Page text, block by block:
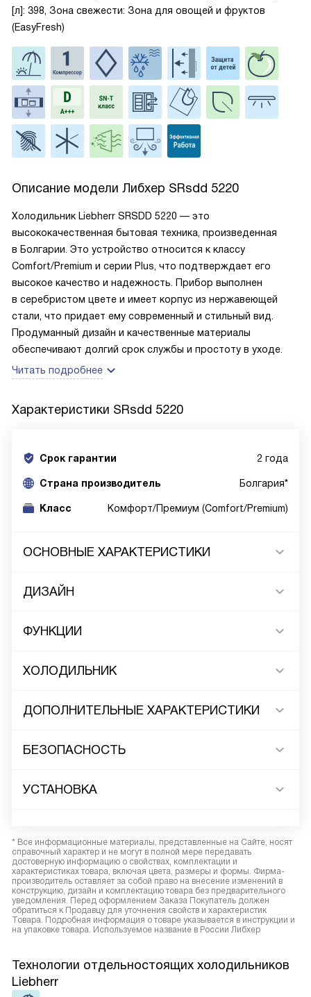
[л]: 398, Зона свежести: Зона для овощей и фруктов
(EasyFresh)
Описание модели Либхер SRsdd 5220
Холодильник Liebherr SRSDD 5220 — это
высококачественная бытовая техника, произведенная
в Болгарии. Это устройство относится к классу
Comfort/Premium и серии Plus, что подтверждает его
высокое качество и надежность. Прибор выполнен
в серебристом цвете и имеет корпус из нержавеющей
стали, что придает ему современный и стильный вид.
Продуманный дизайн и качественные материалы
обеспечивают долгий срок службы и простоту в уходе.
Читать подробнее
Характеристики SRsdd 5220
Срок гарантии 2 года
Cтрана производитель Болгария*
Класс Комфорт/Премиум (Comfort/Premium)
ОСНОВНЫЕ ХАРАКТЕРИСТИКИ
ДИЗАЙН
ФУНКЦИИ
ХОЛОДИЛЬНИК
ДОПОЛНИТЕЛЬНЫЕ ХАРАКТЕРИСТИКИ
БЕЗОПАСНОСТЬ
УСТАНОВКА
* Все информационные материалы, представленные на Сайте, носят
справочный характер и не могут в полной мере передавать
достоверную информацию о свойствах, комплектации и
характеристиках товара, включая цвета, размеры и формы. Фирма-
производитель оставляет за собой право на внесение изменений в
конструкцию, дизайн и комплектацию товара без предварительного
уведомления. Перед оформлением Заказа Покупатель должен
обратиться к Продавцу для уточнения свойств и характеристик
Товара. Подробная информация о товаре указывается в инструкции и
на упаковке товара. Используемое название в России Либхер
Технологии отдельностоящих холодильников
Liebherr